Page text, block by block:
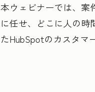
本ウェビナーでは、案
に任せ、どこに人の時
たHubSpotのカスタマ